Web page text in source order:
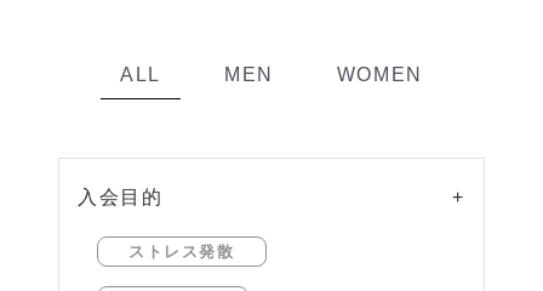
ALL MEN WOMEN
入会目的 +
ストレス発散